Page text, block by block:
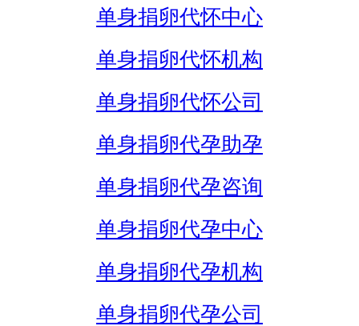
单身捐卵代怀中心
单身捐卵代怀机构
单身捐卵代怀公司
单身捐卵代孕助孕
单身捐卵代孕咨询
单身捐卵代孕中心
单身捐卵代孕机构
单身捐卵代孕公司